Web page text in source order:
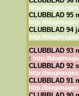
http://
CLUBBLAD 95
http://
CLUBBLAD 94
http://
CLUBBLAD 93
: http://
CLUBBLAD 92
http://
CLUBBLAD 91
http://